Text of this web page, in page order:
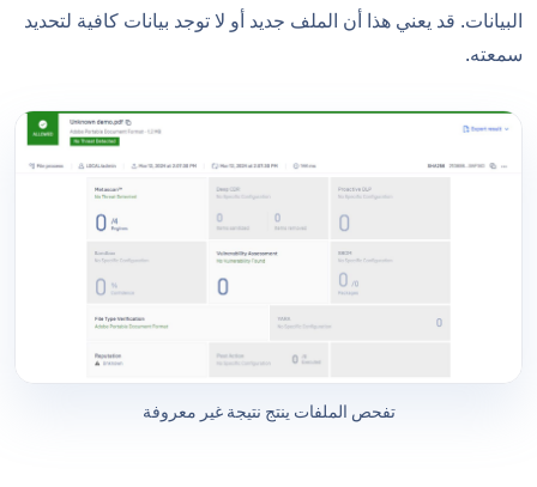
البيانات. قد يعني هذا أن الملف جديد أو لا توجد بيانات كافية لتحديد
سمعته.
تفحص الملفات ينتج نتيجة غير معروفة